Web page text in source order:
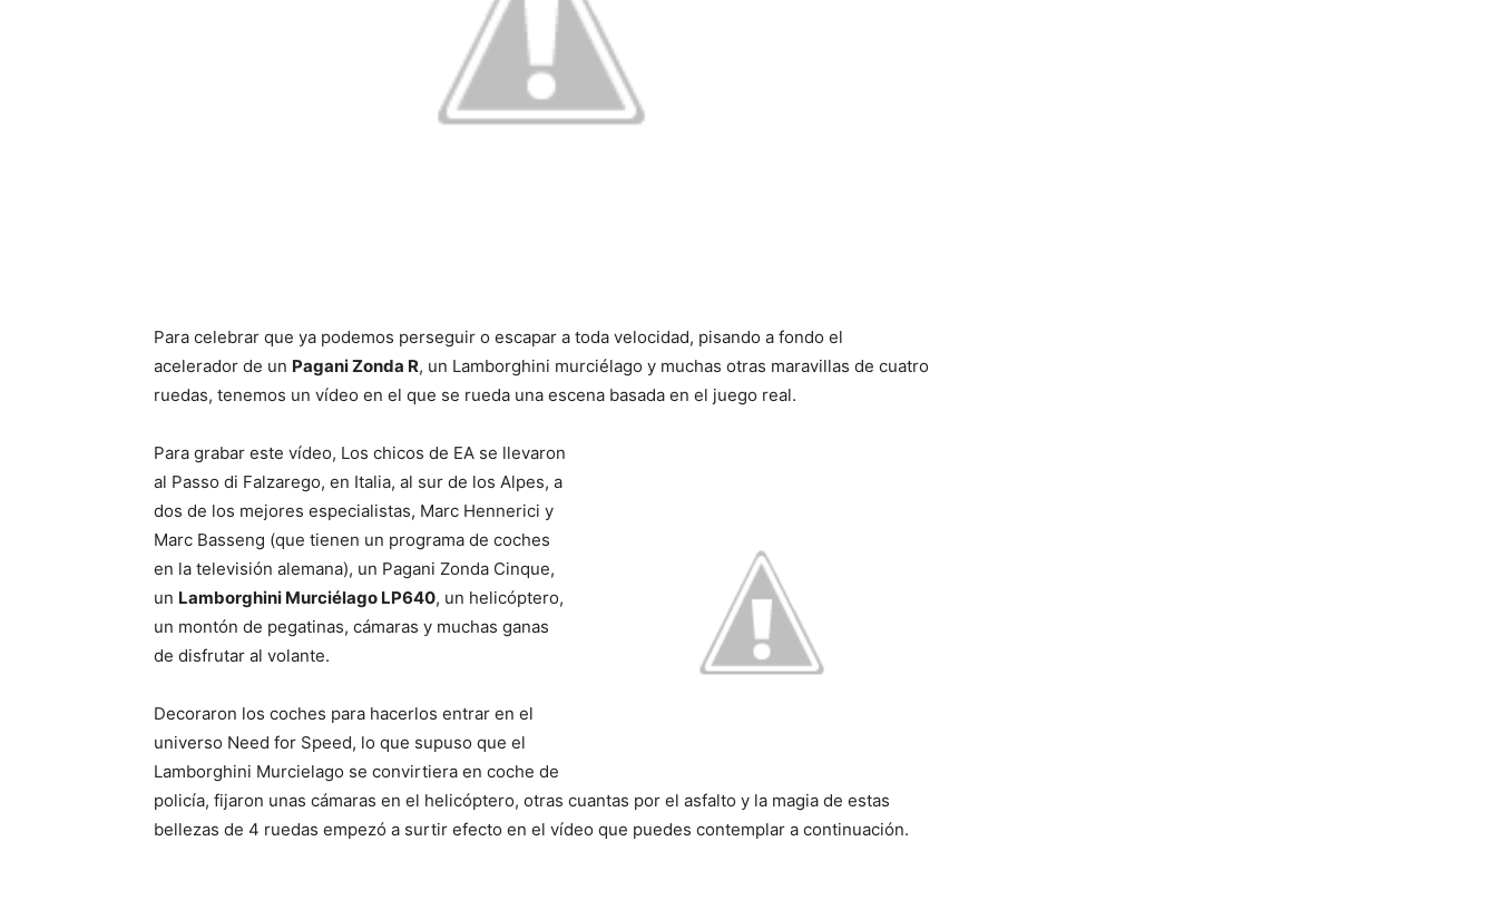
Para celebrar que ya podemos perseguir o escapar a toda velocidad, pisando a fondo el
acelerador de un Pagani Zonda R, un Lamborghini murciélago y muchas otras maravillas de cuatro
ruedas, tenemos un vídeo en el que se rueda una escena basada en el juego real.
Para grabar este vídeo, Los chicos de EA se llevaron
al Passo di Falzarego, en Italia, al sur de los Alpes, a
dos de los mejores especialistas, Marc Hennerici y
Marc Basseng (que tienen un programa de coches
en la televisión alemana), un Pagani Zonda Cinque,
un Lamborghini Murciélago LP640, un helicóptero,
un montón de pegatinas, cámaras y muchas ganas
de disfrutar al volante.
Decoraron los coches para hacerlos entrar en el
universo Need for Speed, lo que supuso que el
Lamborghini Murcielago se convirtiera en coche de
policía, fijaron unas cámaras en el helicóptero, otras cuantas por el asfalto y la magia de estas
bellezas de 4 ruedas empezó a surtir efecto en el vídeo que puedes contemplar a continuación.